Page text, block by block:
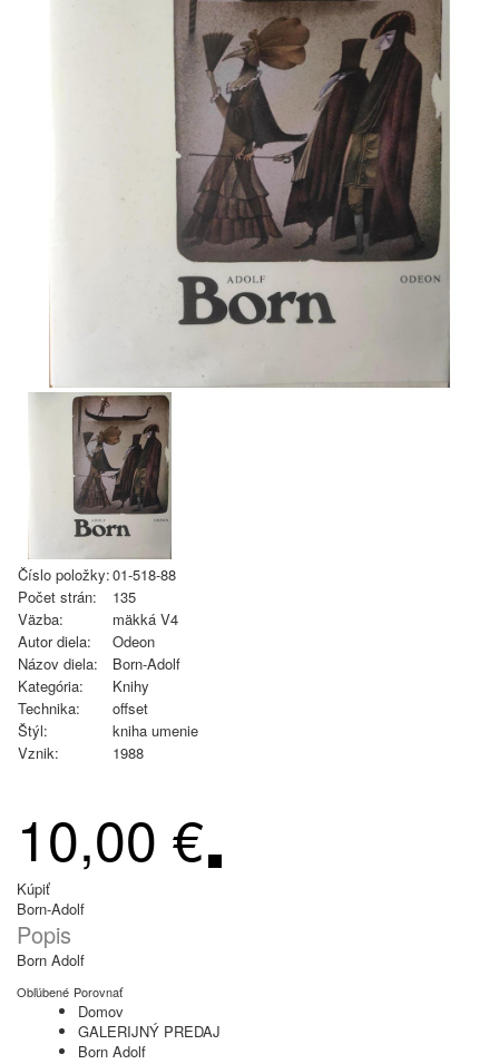
Číslo položky:01-518-88
Počet strán:
135
Väzba:
mäkká V4
Autor diela:
Odeon
Názov diela:
Born-Adolf
Kategória:
Knihy
Technika:
offset
Štýl:
kniha umenie
Vznik:
1988
10,00 €
Kúpiť
Born-Adolf
Popis
Born Adolf
Obľúbené Porovnať
Domov
GALERIJNÝ PREDAJ
Born Adolf